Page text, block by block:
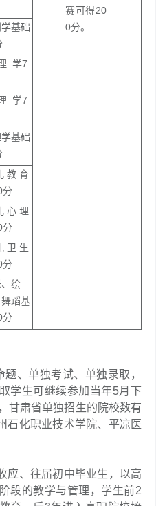
赛可得20
0分。
基础
学7
学7
基础
教 育
分
心 理
分
卫 生
分
绘
蹈基
分
、单独考试、单独录取，
学生可继续参加当年5月下
甘肃省单独招生的院校数有
石化职业技术学院、平凉医
应、往届初中毕业生，以高
段的教学与管理，学生前2